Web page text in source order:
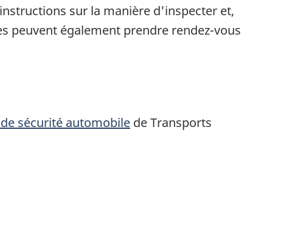
sur la manière d'inspecter et,
peuvent également prendre rendez-vous
sécurité automobile de Transports